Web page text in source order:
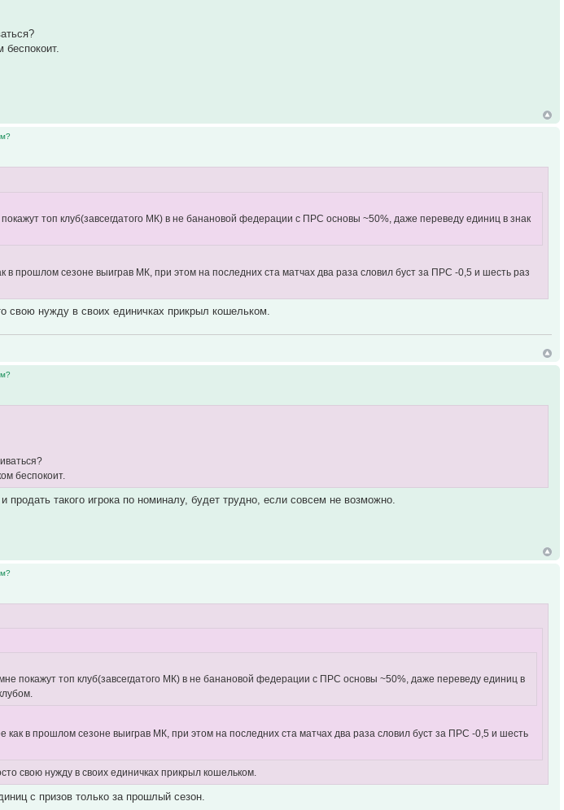
беспокоит.
топ клуб(завсегдатого МК) в не банановой федерации с ПРС основы ~50%, даже переведу единиц в знак
в прошлом сезоне выиграв МК, при этом на последних ста матчах два раза словил буст за ПРС -0,5 и шесть раз
свою нужду в своих единичках прикрыл кошельком.
беспокоит.
продать такого игрока по номиналу, будет трудно, если совсем не возможно.
покажут топ клуб(завсегдатого МК) в не банановой федерации с ПРС основы ~50%, даже переведу единиц в
как в прошлом сезоне выиграв МК, при этом на последних ста матчах два раза словил буст за ПРС -0,5 и шесть
свою нужду в своих единичках прикрыл кошельком.
с призов только за прошлый сезон.